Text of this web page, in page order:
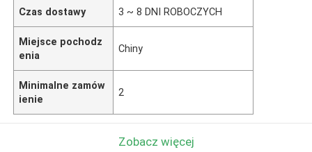
Czas dostawy 3 ~ 8 DNI ROBOCZYCH
Miejsce pochodz
enia
Chiny
Minimalne zamów
ienie
2
Zobacz więcej